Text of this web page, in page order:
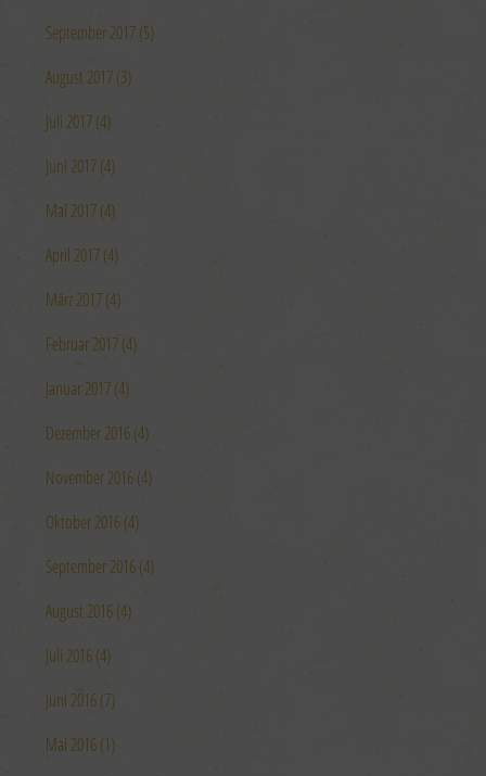
September 2017 (5)
August 2017 (3)
Juli 2017 (4)
Juni 2017 (4)
Mai 2017 (4)
April 2017 (4)
März 2017 (4)
Februar 2017 (4)
Januar 2017 (4)
Dezember 2016 (4)
November 2016 (4)
Oktober 2016 (4)
September 2016 (4)
August 2016 (4)
Juli 2016 (4)
Juni 2016 (7)
Mai 2016 (1)